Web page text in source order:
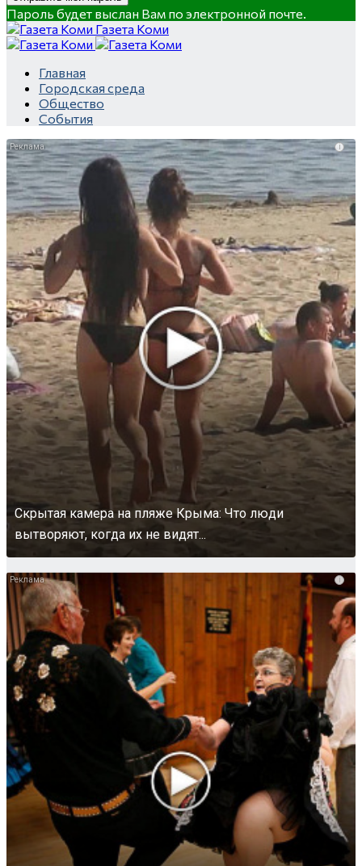
Пароль будет выслан Вам по электронной почте.
Газета Коми
Главная
Городская среда
Общество
События
i
Скрытая камера на пляже Крыма: Что люди
вытворяют, когда их не видят...
i